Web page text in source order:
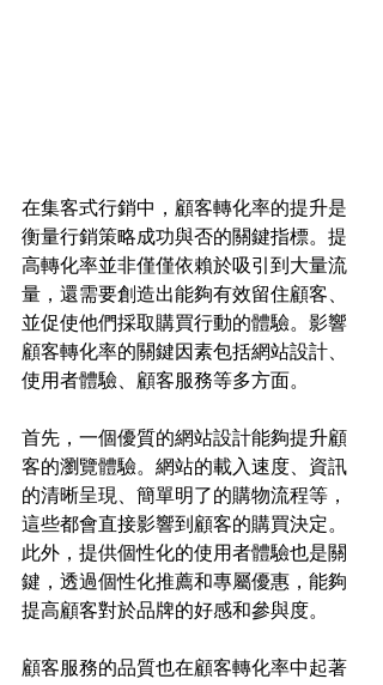
在集客式行銷中，顧客轉化率的提升是
衡量行銷策略成功與否的關鍵指標。提
高轉化率並非僅僅依賴於吸引到大量流
量，還需要創造出能夠有效留住顧客、
並促使他們採取購買行動的體驗。影響
顧客轉化率的關鍵因素包括網站設計、
使用者體驗、顧客服務等多方面。
首先，一個優質的網站設計能夠提升顧
客的瀏覽體驗。網站的載入速度、資訊
的清晰呈現、簡單明了的購物流程等，
這些都會直接影響到顧客的購買決定。
此外，提供個性化的使用者體驗也是關
鍵，透過個性化推薦和專屬優惠，能夠
提高顧客對於品牌的好感和參與度。
顧客服務的品質也在顧客轉化率中起著